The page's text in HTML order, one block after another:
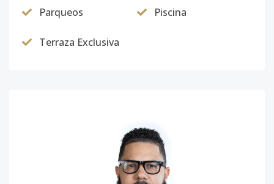
Parqueos Piscina
Terraza Exclusiva